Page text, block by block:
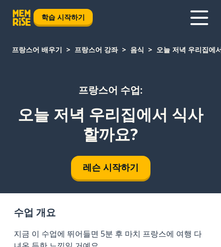
학습 시작하기
프랑스어 배우기 프랑스어 강좌 음식 오늘 저녁 우리집에
프랑스어 수업:
오늘 저녁 우리집에서 식사
할까요?
레슨 시작하기
수업 개요
지금 이 수업에 뛰어들면 5분 후 마치 프랑스에 여행 다